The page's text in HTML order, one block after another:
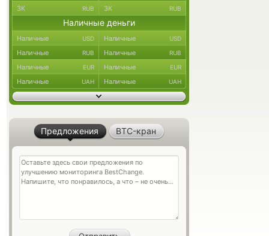
ЗК RUB ЗК RUB
Наличные деньги
Наличные USD Наличные USD
Наличные RUB Наличные RUB
Наличные EUR Наличные EUR
Наличные UAH Наличные UAH
Предложения BTC-кран